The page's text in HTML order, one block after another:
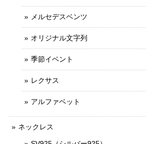
メルセデスベンツ
オリジナル文字列
季節イベント
レクサス
アルファベット
ネックレス